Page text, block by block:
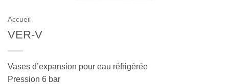
Accueil
VER-V
Vases d’expansion pour eau réfrigérée
Pression 6 bar